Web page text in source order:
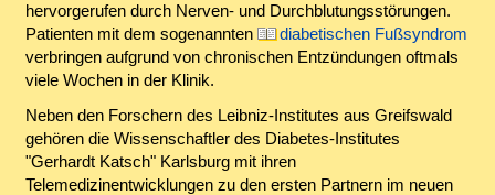
hervorgerufen durch Nerven- und Durchblutungsstörungen.
Patienten mit dem sogenannten
diabetischen Fußsyndrom
verbringen aufgrund von chronischen Entzündungen oftmals
viele Wochen in der Klinik.
Neben den Forschern des Leibniz-Institutes aus Greifswald
gehören die Wissenschaftler des Diabetes-Institutes
"Gerhardt Katsch" Karlsburg mit ihren
Telemedizinentwicklungen zu den ersten Partnern im neuen